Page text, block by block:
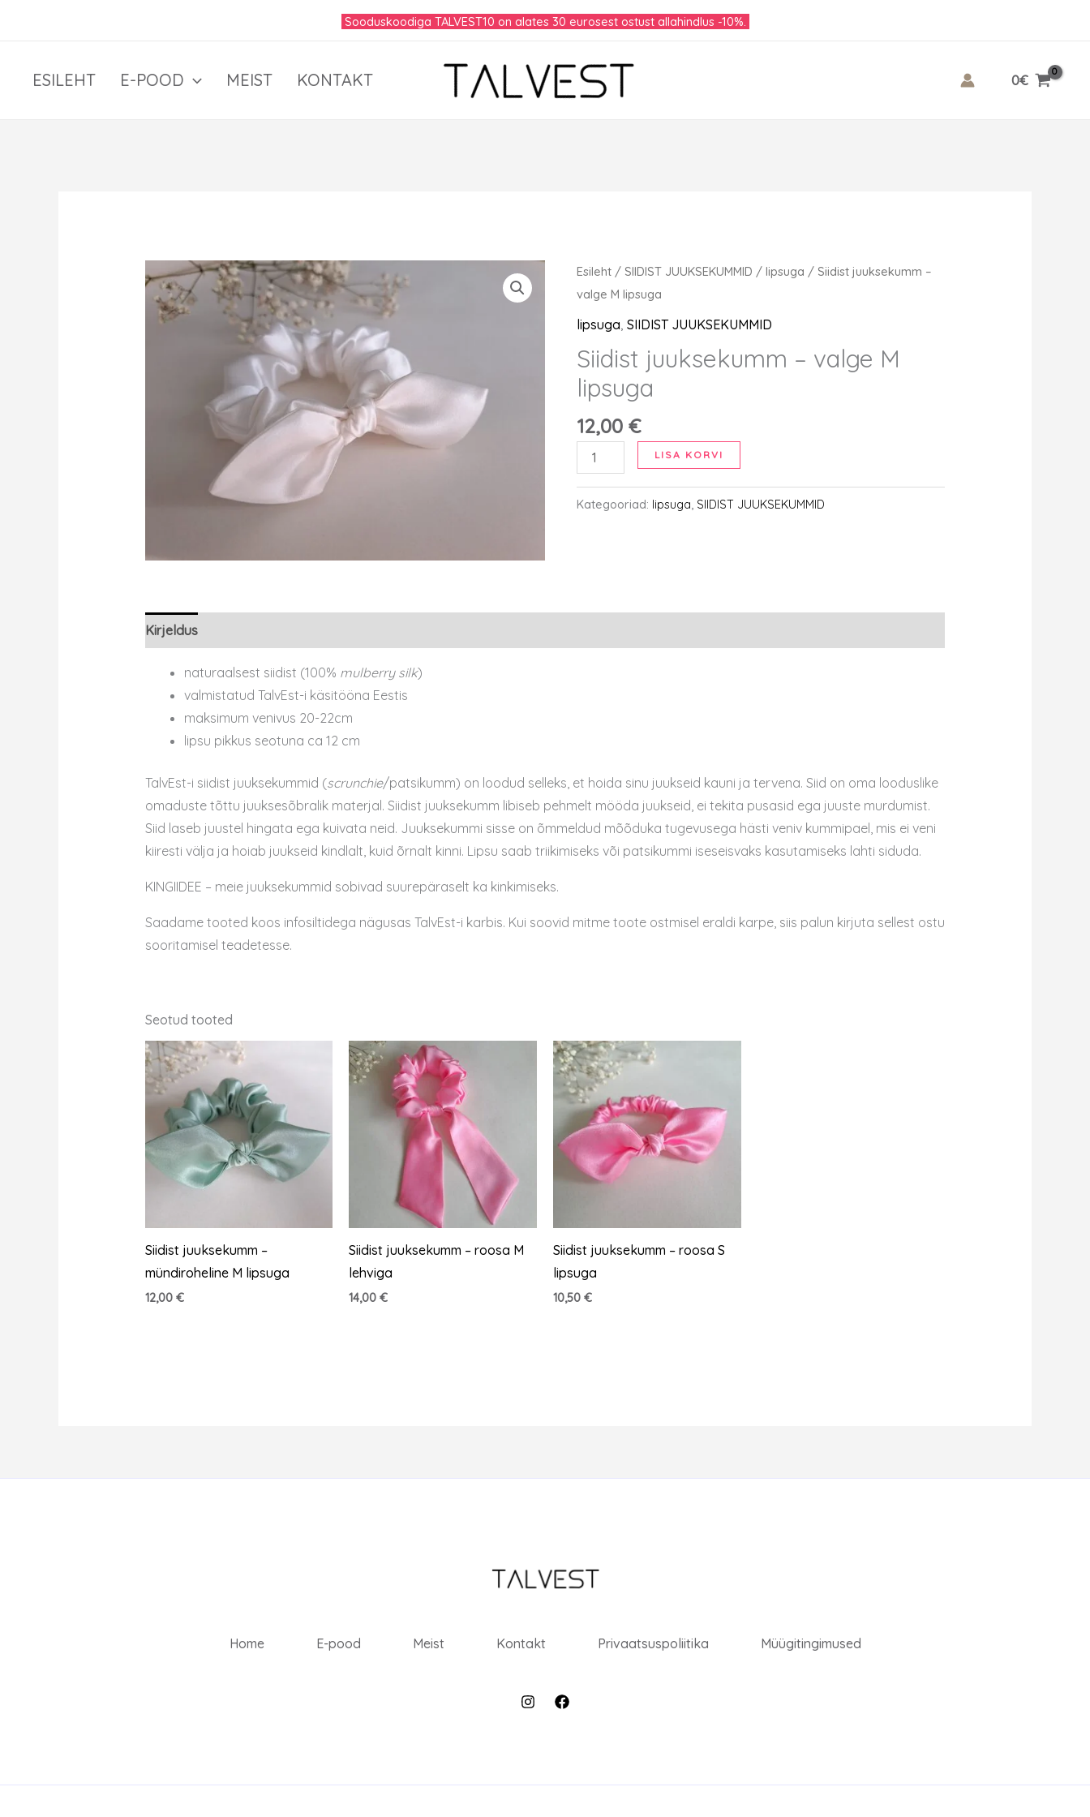
Sooduskoodiga TALVEST10 on alates 30 eurosest ostust allahindlus -10%.
ESILEHT E-POOD MEIST KONTAKT 0€
Esileht / SIIDIST JUUKSEKUMMID /lipsuga / Siidist juuksekumm –
valge M lipsuga
lipsuga,SIIDIST JUUKSEKUMMID
Siidist juuksekumm – valge M
lipsuga
12,00€
Siidist
juuksekumm
-
LISA KORVI
Kategooriad: lipsuga, SIIDIST JUUKSEKUMMID
Kirjeldus
naturaalsest siidist (100% mulberry silk)
valmistatud TalvEst-i käsitööna Eestis
maksimum venivus 20-22cm
lipsu pikkus seotuna ca 12 cm
TalvEst-i siidist juuksekummid (scrunchie/patsikumm) on loodud selleks, et hoida sinu juukseid kauni ja tervena. Siid on oma looduslike
omaduste tõttu juuksesõbralik materjal. Siidist juuksekumm libiseb pehmelt mööda juukseid, ei tekita pusasid ega juuste murdumist.
Siid laseb juustel hingata ega kuivata neid. Juuksekummi sisse on õmmeldud mõõduka tugevusega hästi veniv kummipael, mis ei veni
kiiresti välja ja hoiab juukseid kindlalt, kuid õrnalt kinni. Lipsu saab triikimiseks või patsikummi iseseisvaks kasutamiseks lahti siduda.
KINGIIDEE – meie juuksekummid sobivad suurepäraselt ka kinkimiseks.
Saadame tooted koos infosiltidega nägusas TalvEst-i karbis. Kui soovid mitme toote ostmisel eraldi karpe, siis palun kirjuta sellest ostu
sooritamisel teadetesse.
Seotud tooted
Siidist juuksekumm –
mündiroheline M lipsuga
12,00 €
Siidist juuksekumm – roosa M
lehviga
14,00€
Siidist juuksekumm – roosa S
lipsuga
10,50 €
Home E-pood Meist Kontakt Privaatsuspoliitika Müügitingimused